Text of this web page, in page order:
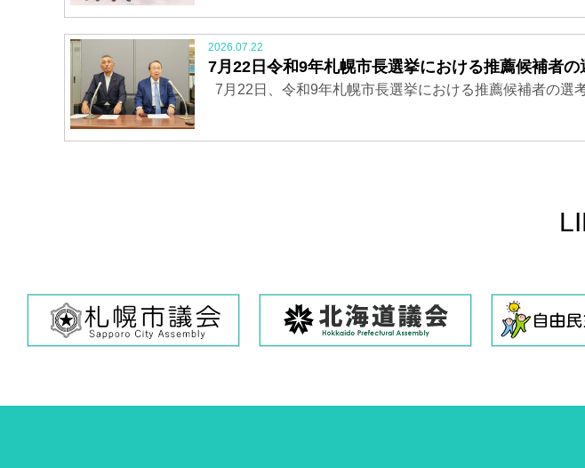
2026.07.22
7月22日令和9年札幌市長選挙における推薦候補者
7月22日、令和9年札幌市長選挙における推薦候補者の選